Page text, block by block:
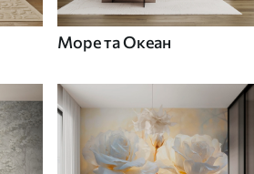
Море та Океан